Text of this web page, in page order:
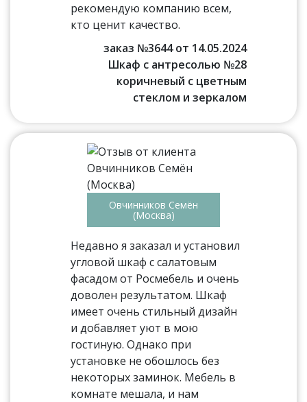
рекомендую компанию всем,
кто ценит качество.
заказ №3644 от 14.05.2024
Шкаф с антресолью №28
коричневый с цветным
стеклом и зеркалом
Овчинников Семён
(Москва)
Недавно я заказал и установил
угловой шкаф с салатовым
фасадом от Росмебель и очень
доволен результатом. Шкаф
имеет очень стильный дизайн
и добавляет уют в мою
гостиную. Однако при
установке не обошлось без
некоторых заминок. Мебель в
комнате мешала, и нам